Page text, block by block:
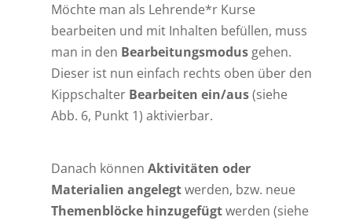
Möchte man als Lehrende*r Kurse
bearbeiten und mit Inhalten befüllen, muss
man in den Bearbeitungsmodus gehen.
Dieser ist nun einfach rechts oben über den
Kippschalter Bearbeiten ein/aus(siehe
Abb. 6, Punkt 1) aktivierbar.
Danach können Aktivitäten oder
Materialien angelegtwerden, bzw. neue
Themenblöcke hinzugefügtwerden (siehe